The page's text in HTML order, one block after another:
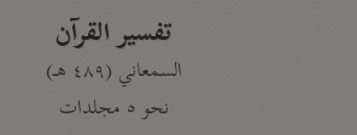
تفسير القرآن
السمعاني (٤٨٩ هـ)
نحو ٥ مجلدات